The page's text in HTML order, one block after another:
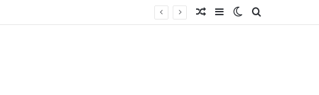
Nasumičan članak
SidebarSwitch skin
Pretraga